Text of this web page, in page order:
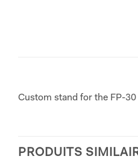
Custom stand for the FP-
PRODUITS